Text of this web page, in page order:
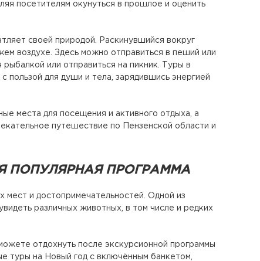
посетителям окунуться в прошлое и оценить
своей природой. Раскинувшийся вокруг
воздухе. Здесь можно отправиться в пеший или
или отправиться на пикник. Туры в
пользой для души и тела, зарядившись энергией
места для посещения и активного отдыха, а
путешествие по Пензенской области и
ПОПУЛЯРНАЯ ПРОГРАММА
и достопримечательностей. Одной из
различных животных, в том числе и редких
отдохнуть после экскурсионной программы
туры на Новый год с включённым банкетом,